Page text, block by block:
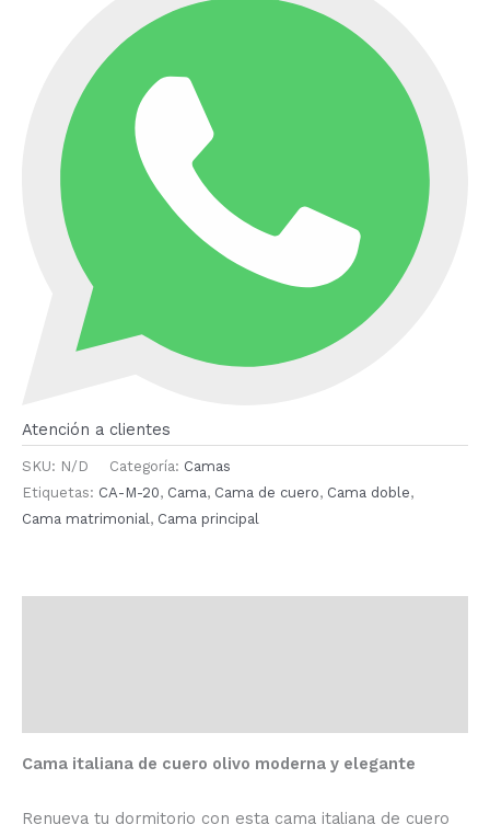
Atención a clientes
SKU: N/D Categoría: Camas
Etiquetas: CA-M-20, Cama, Cama de cuero, Cama doble,
Cama matrimonial, Cama principal
Cama italiana de cuero olivo moderna y elegante
Renueva tu dormitorio con esta cama italiana de cuero